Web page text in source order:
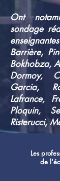
Ont
sondage
Barrière,
Bokhobza,
Dormoy,
Garcia,
Lafrance,
Ploquin,
Risterucci,
Les
de